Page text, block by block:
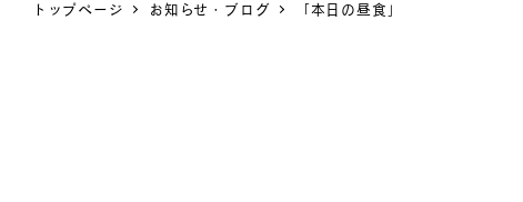
トップページ お知らせ・ブログ 「本日の昼食」